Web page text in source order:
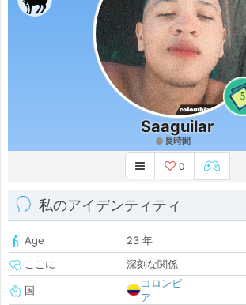
5
Saaguilar
長時間
0
私のアイデンティティ
Age
23 年
ここに
深刻な関係
国
コロンビ
ア